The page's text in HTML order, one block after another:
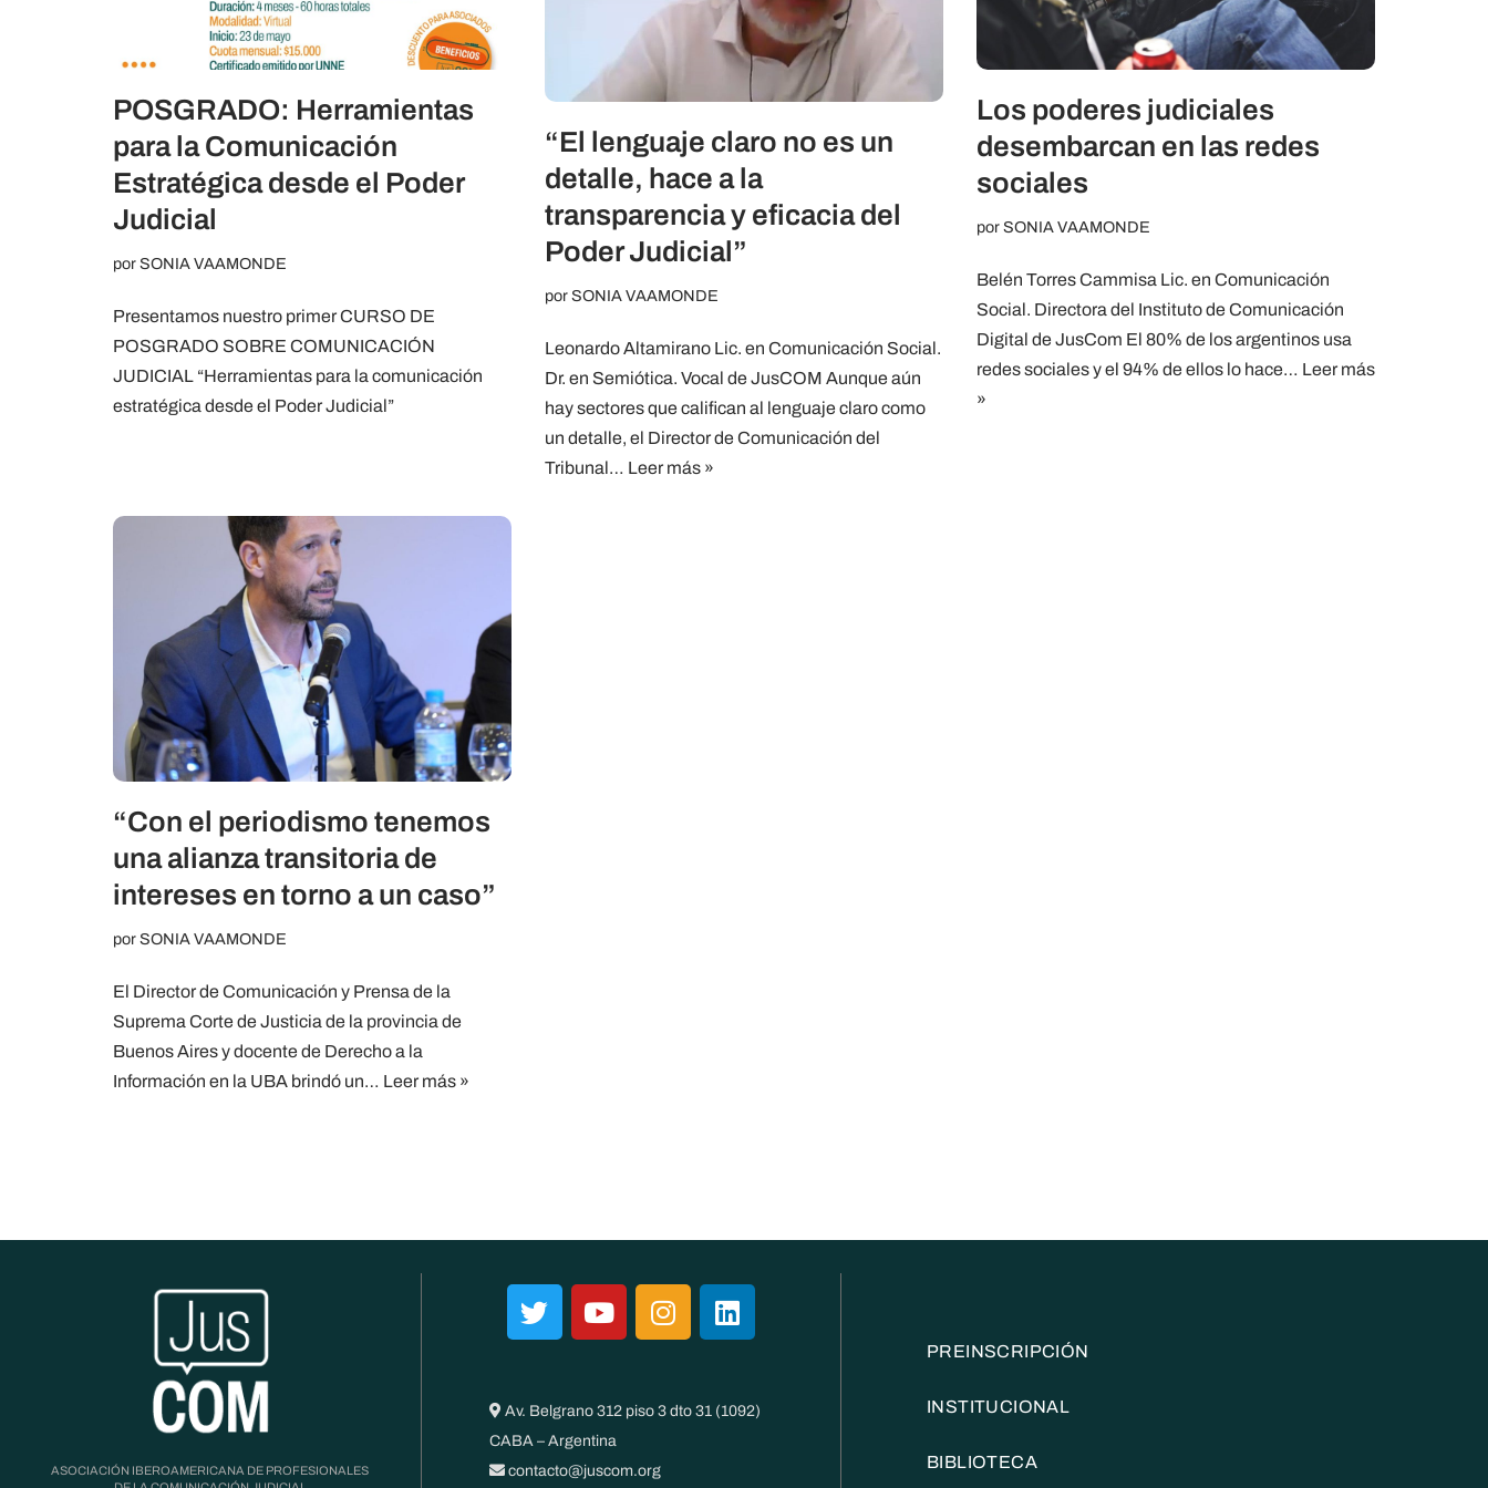
POSGRADO: Herramientas
para la Comunicación
Estratégica desde el Poder
Judicial
porSONIA VAAMONDE
Presentamos nuestro primer CURSO DE
POSGRADO SOBRE COMUNICACIÓN
JUDICIAL “Herramientas para la comunicación
estratégica desde el Poder Judicial”
“El lenguaje claro no es un
detalle, hace a la
transparencia y eficacia del
Poder Judicial”
porSONIA VAAMONDE
Leonardo Altamirano Lic. en Comunicación Social.
Dr. en Semiótica. Vocal de JusCOM Aunque aún
hay sectores que califican al lenguaje claro como
un detalle, el Director de Comunicación del
Tribunal… Leer más »
Los poderes judiciales
desembarcan en las redes
sociales
porSONIA VAAMONDE
Belén Torres Cammisa Lic. en Comunicación
Social. Directora del Instituto de Comunicación
Digital de JusCom El 80% de los argentinos usa
redes sociales y el 94% de ellos lo hace… Leer más
»
“Con el periodismo tenemos
una alianza transitoria de
intereses en torno a un caso”
porSONIA VAAMONDE
El Director de Comunicación y Prensa de la
Suprema Corte de Justicia de la provincia de
Buenos Aires y docente de Derecho a la
Información en la UBA brindó un… Leer más »
ASOCIACIÓN IBEROAMERICANA DE PROFESIONALES
Av. Belgrano 312 piso 3 dto 31 (1092)
CABA – Argentina
contacto@juscom.org
PREINSCRIPCIÓN
INSTITUCIONAL
BIBLIOTECA